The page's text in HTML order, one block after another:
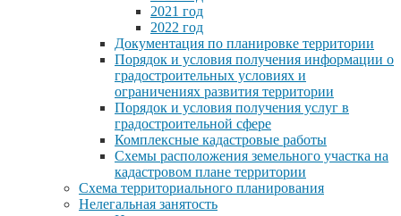
2021 год
2022 год
Документация по планировке территории
Порядок и условия получения информации о
градостроительных условиях и
ограничениях развития территории
Порядок и условия получения услуг в
градостроительной сфере
Комплексные кадастровые работы
Схемы расположения земельного участка на
кадастровом плане территории
Схема территориального планирования
Нелегальная занятость